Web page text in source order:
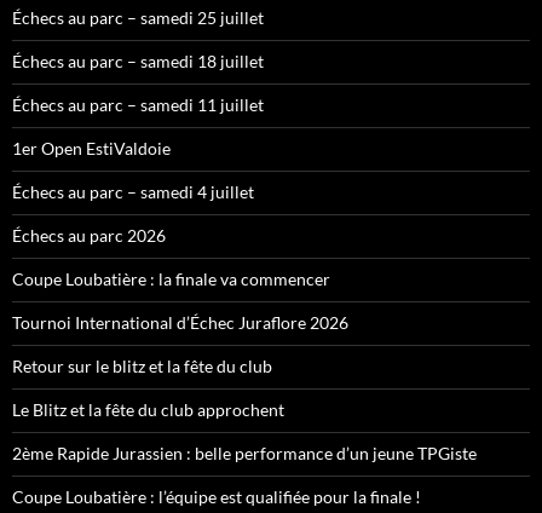
Échecs au parc – samedi 25 juillet
Échecs au parc – samedi 18 juillet
Échecs au parc – samedi 11 juillet
1er Open EstiValdoie
Échecs au parc – samedi 4 juillet
Échecs au parc 2026
Coupe Loubatière : la finale va commencer
Tournoi International d’Échec Juraflore 2026
Retour sur le blitz et la fête du club
Le Blitz et la fête du club approchent
2ème Rapide Jurassien : belle performance d’un jeune TPGiste
Coupe Loubatière : l’équipe est qualifiée pour la finale !